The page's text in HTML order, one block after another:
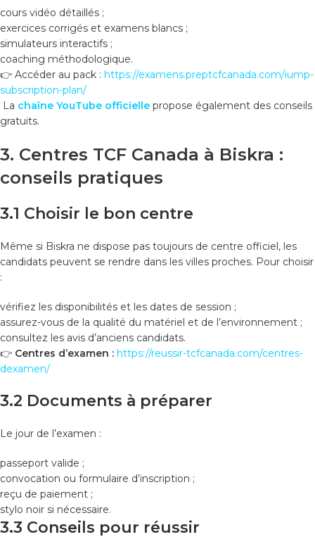
cours vidéo détaillés ;
exercices corrigés et examens blancs ;
simulateurs interactifs ;
coaching méthodologique.
👉 Accéder au pack : https://examens.preptcfcanada.com/iump-
subscription-plan/
La chaîne YouTube officielle propose également des conseils
gratuits.
3. Centres TCF Canada à Biskra :
conseils pratiques
3.1 Choisir le bon centre
Même si Biskra ne dispose pas toujours de centre officiel, les
candidats peuvent se rendre dans les villes proches. Pour choisir
:
vérifiez les disponibilités et les dates de session ;
assurez-vous de la qualité du matériel et de l’environnement ;
consultez les avis d’anciens candidats.
👉 Centres d’examen : https://reussir-tcfcanada.com/centres-
dexamen/
3.2 Documents à préparer
Le jour de l’examen :
passeport valide ;
convocation ou formulaire d’inscription ;
reçu de paiement ;
stylo noir si nécessaire.
3.3 Conseils pour réussir